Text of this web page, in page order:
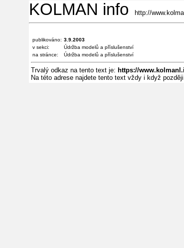
KOLMAN info http://
publikováno: 3.9.2003
v sekci:
Údržba modelů a příslušenství
na stránce:
Údržba modelů a příslušenství
Trvalý odkaz na tento text je: https://
Na této adrese najdete tento text vždy i když